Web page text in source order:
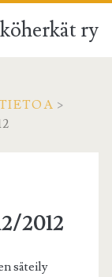
ry
>
2012
säteily